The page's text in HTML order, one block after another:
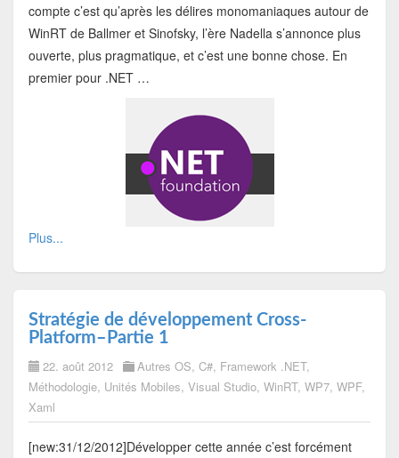
compte c’est qu’après les délires monomaniaques autour de
WinRT de Ballmer et Sinofsky, l’ère Nadella s’annonce plus
ouverte, plus pragmatique, et c’est une bonne chose. En
premier pour .NET …
Plus...
Stratégie de développement Cross-
Platform–Partie 1
22. août 2012 Autres OS, C#, Framework .NET,
Méthodologie, Unités Mobiles, Visual Studio, WinRT, WP7, WPF,
Xaml
[new:31/12/2012]Développer cette année c’est forcément